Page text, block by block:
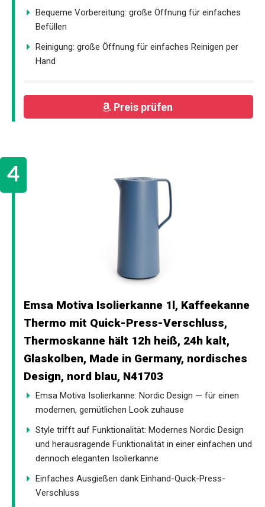
Bequeme Vorbereitung: große Öffnung für einfaches
Befüllen
Reinigung: große Öffnung für einfaches Reinigen per
Hand
Preis prüfen
Emsa Motiva Isolierkanne 1l, Kaffeekanne
Thermo mit Quick-Press-Verschluss,
Thermoskanne hält 12h heiß, 24h kalt,
Glaskolben, Made in Germany, nordisches
Design, nord blau, N41703
Emsa Motiva Isolierkanne: Nordic Design — für einen
modernen, gemütlichen Look zuhause
Style trifft auf Funktionalität: Modernes Nordic Design
und herausragende Funktionalität in einer einfachen und
dennoch eleganten Isolierkanne
Einfaches Ausgießen dank Einhand-Quick-Press-
Verschluss